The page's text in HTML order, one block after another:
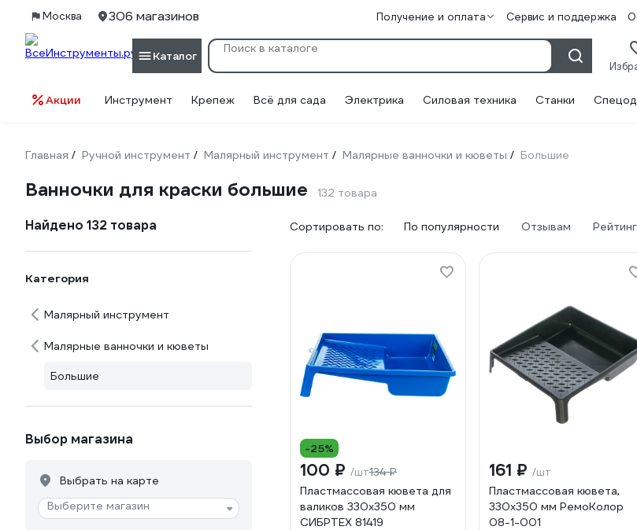
Москва 306 магазинов Получение и оплата Сервис и поддержка О
Каталог
Акции Инструмент Крепеж Всё для сада Электрика Силовая техника Станки
Главная / Ручной инструмент / Малярный инструмент / Малярные ванночки и кюветы / Большие
Ванночки для краски большие 132 товара
Найдено 132 товара
Категория
Малярный инструмент
Малярные ванночки и кюветы
Большие
Выбор магазина
Выбрать на карте
Выберите магазин
Сортировать по: По популярности Отзывам
-25%
100 ₽ /шт134 ₽
Пластмассовая кювета для
валиков 330х350 мм
СИБРТЕХ 81419
161 ₽ /шт
Пластмассовая кювета,
330x350 мм РемоКолор
08-1-001